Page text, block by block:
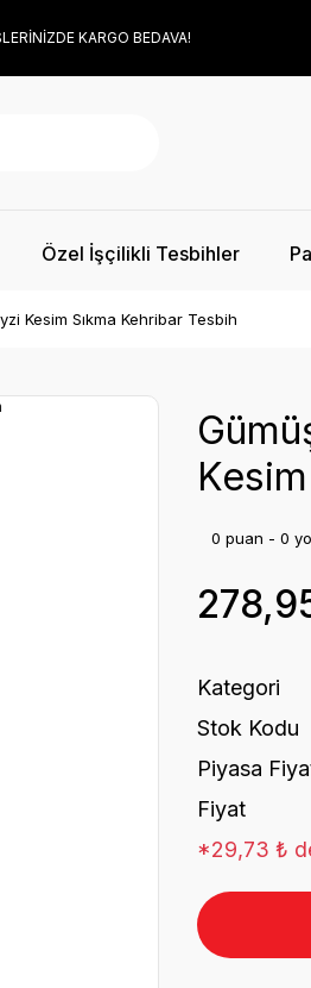
KARGO BEDAVA!
Özel İşçilikli Tesbihler
Kesim Sıkma Kehribar Tesbih
0 puan - 0
Kategori
Stok Kodu
Piyasa
Fiyat
*29,73 ₺